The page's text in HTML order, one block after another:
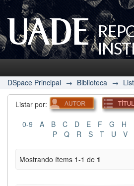
UADE
DSpace Principal → Biblioteca →
Listar por:
0-9 A B C D E F G H
P
Q R S T U V
Mostrando ítems 1-1 de 1